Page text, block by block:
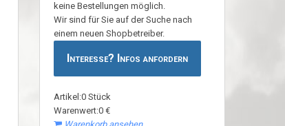
keine Bestellungen möglich.
Wir sind für Sie auf der Suche nach
einem neuen Shopbetreiber.
Interesse? Infos anfordern
Artikel:0 Stück
Warenwert:0 €